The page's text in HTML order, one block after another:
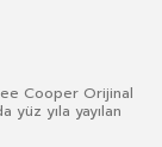
Cooper Orijinal
yüz yıla yayılan